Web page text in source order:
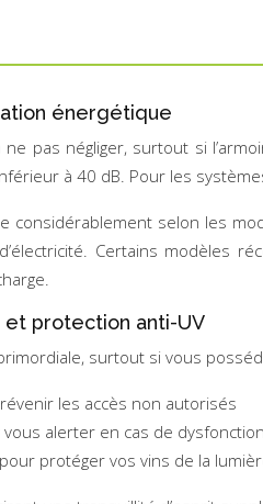
énergétique
pas négliger, surtout si
à 40 dB. Pour les
considérablement selon les
Certains modèles
et protection anti-UV
surtout si vous
les accès non autorisés
alerter en cas de
protéger vos vins de la